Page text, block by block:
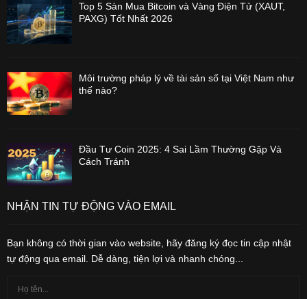
Top 5 Sàn Mua Bitcoin và Vàng Điện Tử (XAUT,
PAXG) Tốt Nhất 2026
Môi trường pháp lý về tài sản số tại Việt Nam như
thế nào?
Đầu Tư Coin 2025: 4 Sai Lầm Thường Gặp Và
Cách Tránh
NHẬN TIN TỰ ĐỘNG VÀO EMAIL
Bạn không có thời gian vào website, hãy đăng ký đọc tin cập nhật
tự động qua email. Dễ dàng, tiện lợi và nhanh chóng...